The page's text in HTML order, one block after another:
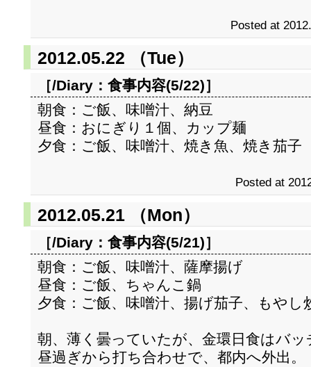
Posted at
2012.05.22 （Tue）
［/Diary： 食事内容(5/22)］
朝食：ご飯、味噌汁、納豆
昼食：おにぎり１個、カップ麺
夕食：ご飯、味噌汁、焼き魚、焼き茄子
Posted at
2012.05.21 （Mon）
［/Diary： 食事内容(5/21)］
朝食：ご飯、味噌汁、薩摩揚げ
昼食：ご飯、ちゃんこ鍋
夕食：ご飯、味噌汁、揚げ茄子、もやし
朝、薄く曇っていたが、金環日食はバ
昼過ぎから打ち合わせで、都内へ外出。